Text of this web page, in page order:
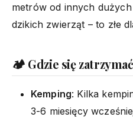
metrów od innych
dzikich zwierząt – to złe
🏕️ Gdzie się zatrzymać
Kemping: Kilka
3-6 miesięcy